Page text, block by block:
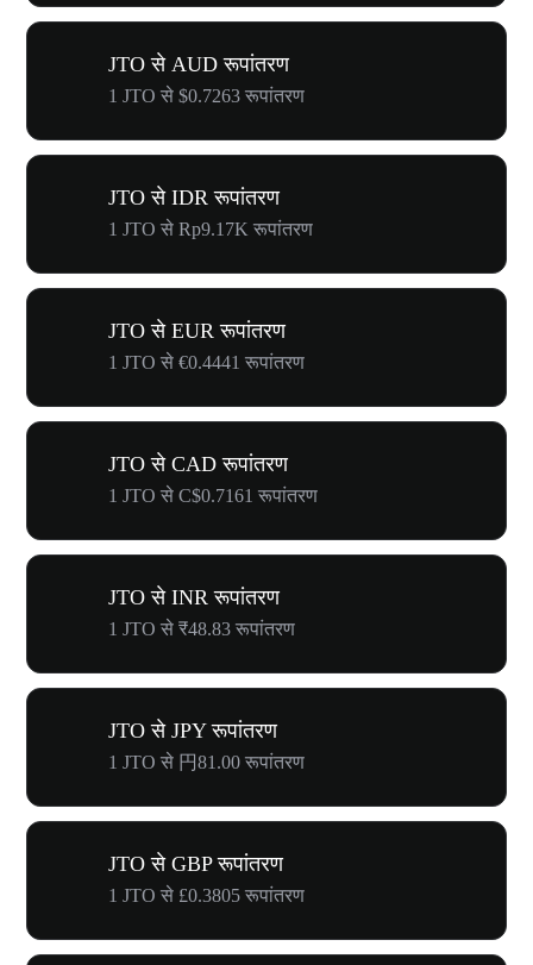
JTO से AUD रूपांतरण
1 JTO से $0.7263 रूपांतरण
JTO से IDR रूपांतरण
1 JTO से Rp9.17K रूपांतरण
JTO से EUR रूपांतरण
1 JTO से €0.4441 रूपांतरण
JTO से CAD रूपांतरण
1 JTO से C$0.7161 रूपांतरण
JTO से INR रूपांतरण
1 JTO से ₹48.83 रूपांतरण
JTO से JPY रूपांतरण
1 JTO से 円81.00 रूपांतरण
JTO से GBP रूपांतरण
1 JTO से £0.3805 रूपांतरण